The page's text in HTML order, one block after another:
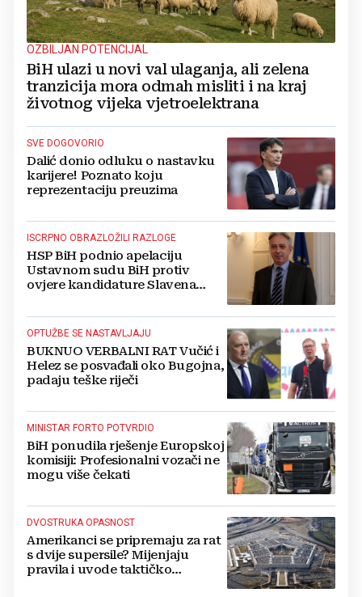
OZBILJAN POTENCIJAL
BiH ulazi u novi val ulaganja, ali zelena
tranzicija mora odmah misliti i na kraj
životnog vijeka vjetroelektrana
SVE DOGOVORIO
Dalić donio odluku o nastavku
karijere! Poznato koju
reprezentaciju preuzima
ISCRPNO OBRAZLOŽILI RAZLOGE
HSP BiH podnio apelaciju
Ustavnom sudu BiH protiv
ovjere kandidature Slavena
OPTUŽBE SE NASTAVLJAJU
BUKNUO VERBALNI RAT Vučić i
Helez se posvađali oko Bugojna,
padaju teške riječi
MINISTAR FORTO POTVRDIO
BiH ponudila rješenje Europskoj
komisiji: Profesionalni vozači ne
mogu više čekati
DVOSTRUKA OPASNOST
Amerikanci se pripremaju za rat
s dvije supersile? Mijenjaju
pravila i uvode taktičko